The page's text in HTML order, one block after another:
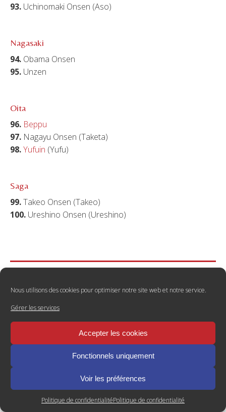
Nous utilisons des cookies pour optimiser notre site web et notre service.
Gérer les services
Accepter les cookies
Fonctionnels uniquement
Voir les préférences
Politique de confidentialitéPolitique de confidentialité
93. Uchinomaki Onsen (Aso)
Nagasaki
94. Obama Onsen
95. Unzen
Oita
96. Beppu
97. Nagayu Onsen (Taketa)
98.Yufuin (Yufu)
Saga
99.Takeo Onsen (Takeo)
100. Ureshino Onsen (Ureshino)